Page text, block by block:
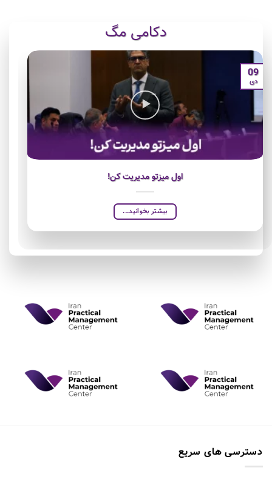
دکامی مگ
اول میزتو مدیریت کن!
بیشتر بخوانید...
09
دی
دسترسی های سریع